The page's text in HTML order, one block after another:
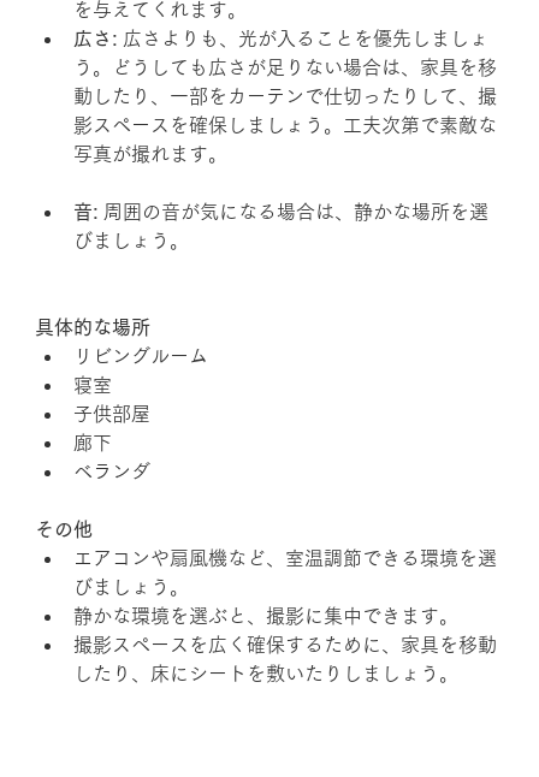
を与えてくれます。
広さ: 広さよりも、光が入ることを優先しましょ
う。どうしても広さが足りない場合は、家具を移
動したり、一部をカーテンで仕切ったりして、撮
影スペースを確保しましょう。工夫次第で素敵な
写真が撮れます。
音: 周囲の音が気になる場合は、静かな場所を選
びましょう。
具体的な場所
リビングルーム
寝室
子供部屋
廊下
ベランダ
その他
エアコンや扇風機など、室温調節できる環境を選
びましょう。
静かな環境を選ぶと、撮影に集中できます。
撮影スペースを広く確保するために、家具を移動
したり、床にシートを敷いたりしましょう。